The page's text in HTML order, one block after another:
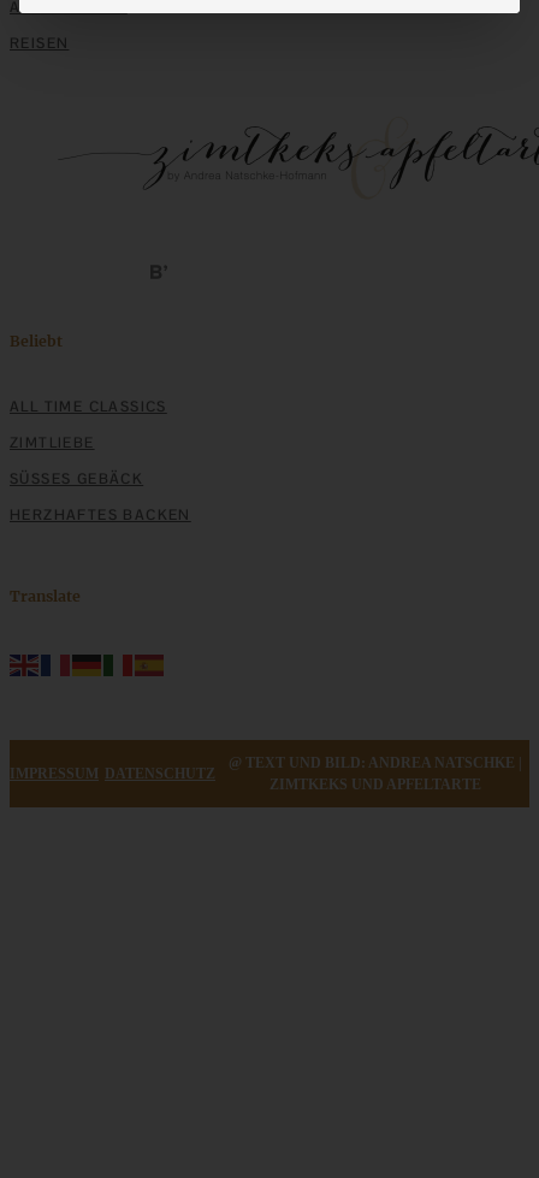
ALLE REZEPTE
REISEN
Beliebt
ALL TIME CLASSICS
ZIMTLIEBE
SÜSSES GEBÄCK
HERZHAFTES BACKEN
Translate
IMPRESSUM DATENSCHUTZ
@ TEXT UND BILD: ANDREA NATSCHKE |
ZIMTKEKS UND APFELTARTE